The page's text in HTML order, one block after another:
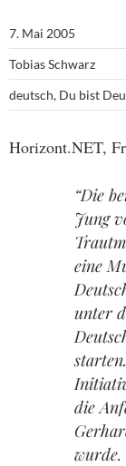
7. Mai 2005
Tobias Schwarz
deutsch, Du bist
Horizont.NET,
“Die
Jung
eine
unter
die
wurde.